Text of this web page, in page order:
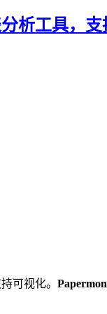
析工具，支
可视化。